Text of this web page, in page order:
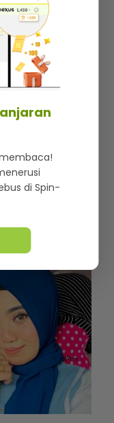
Raja
lain
di Spin-